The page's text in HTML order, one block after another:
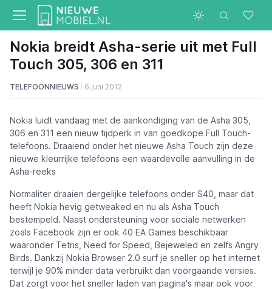
Nokia breidt Asha-serie uit met Full
Touch 305, 306 en 311
TELEFOONNIEUWS 6 juni 2012
Nokia luidt vandaag met de aankondiging van de Asha 305,
306 en 311 een nieuw tijdperk in van goedkope Full Touch-
telefoons. Draaiend onder het nieuwe Asha Touch zijn deze
nieuwe kleurrijke telefoons een waardevolle aanvulling in de
Asha-reeks
Normaliter draaien dergelijke telefoons onder S40, maar dat
heeft Nokia hevig getweaked en nu als Asha Touch
bestempeld. Naast ondersteuning voor sociale netwerken
zoals Facebook zijn er ook 40 EA Games beschikbaar
waaronder Tetris, Need for Speed, Bejeweled en zelfs Angry
Birds. Dankzij Nokia Browser 2.0 surf je sneller op het internet
terwijl je 90% minder data verbruikt dan voorgaande versies.
Dat zorgt voor het sneller laden van pagina's maar ook voor